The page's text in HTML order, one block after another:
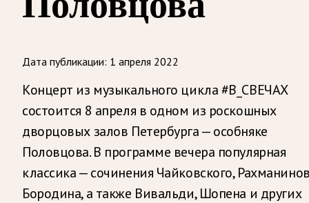
Дата публикации: 1 апреля 2022
Концерт из музыкального цикла #В_СВЕЧАХ
состоится 8 апреля в одном из роскошных
дворцовых залов Петербурга — особняке
Половцова. В программе вечера популярная
классика — сочинения Чайковского,
Бородина, а также Вивальди, Шопена и других